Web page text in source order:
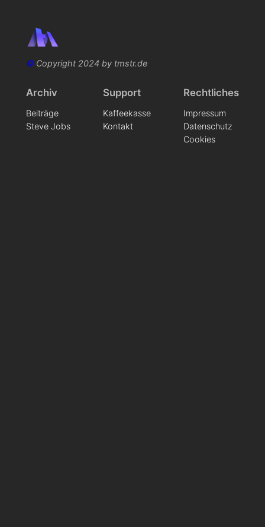
©Copyright 2024 by tmstr.de
Archiv
Beiträge
Steve Jobs
Support
Kaffeekasse
Kontakt
Rechtliches
Impressum
Datenschutz
Cookies